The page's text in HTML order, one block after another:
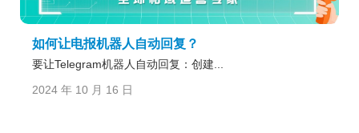
如何让电报机器人自动回复？
要让Telegram机器人自动回复：创建...
2024 年 10 月 16 日